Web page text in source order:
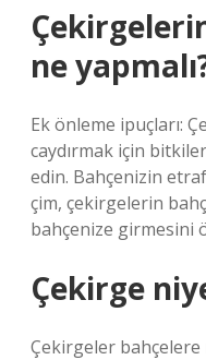
ne
Ek önleme ipuçları:
caydırmak için
edin. Bahçenizin
çim, çekirgelerin
bahçenize girmesini
Çekirge
Çekirgeler